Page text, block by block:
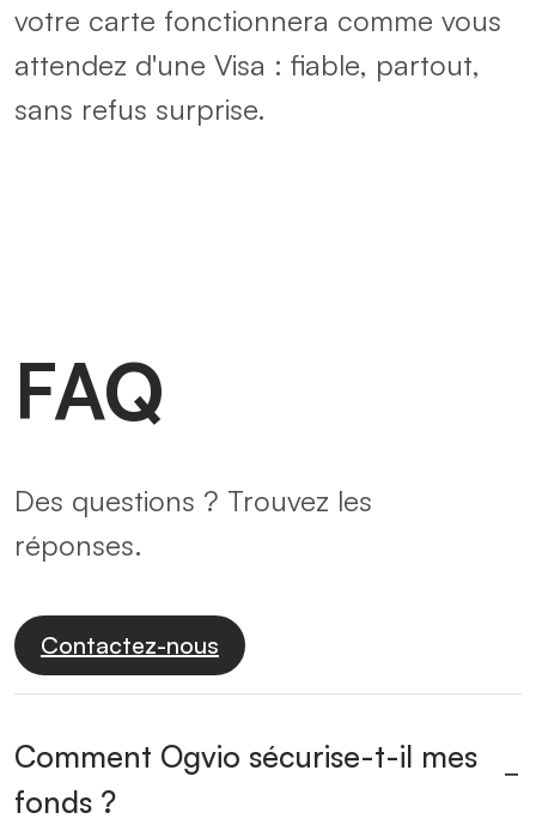
votre carte fonctionnera comme vous
attendez d'une Visa : fiable, partout,
sans refus surprise.
FAQ
Des questions ? Trouvez les
réponses.
Contactez-nous
Comment Ogvio sécurise-t-il mes
fonds ?